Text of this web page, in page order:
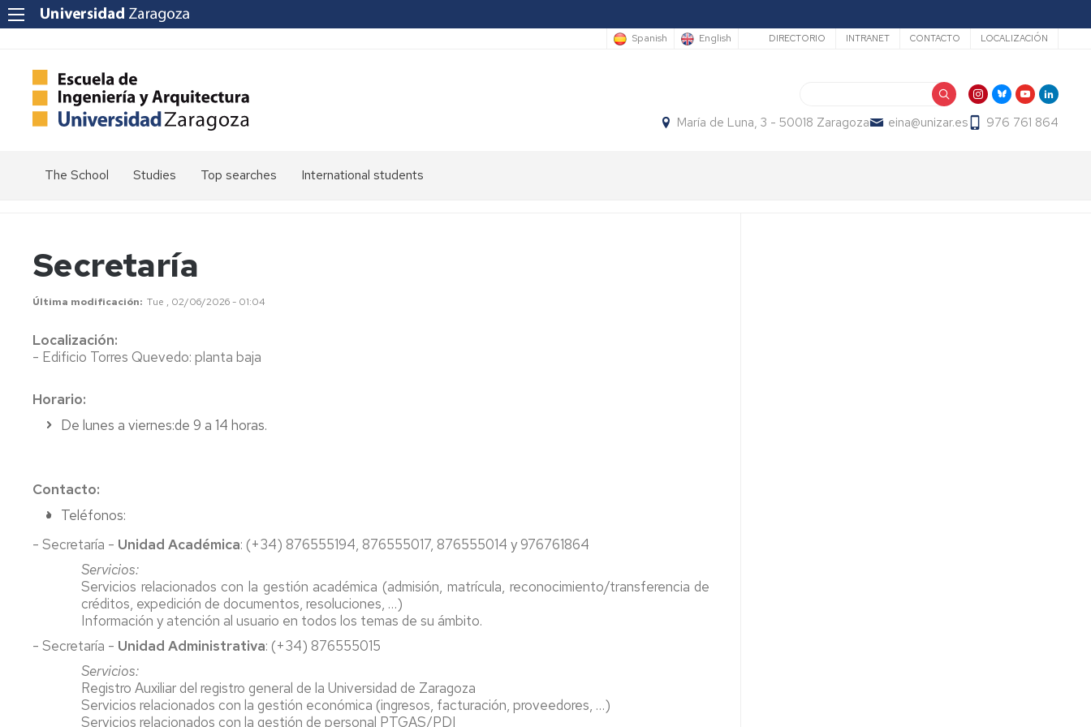
Spanish English Secundario
DIRECTORIO INTRANET CONTACTO LOCALIZACIÓN
María de Luna, 3 - 50018 Zaragoza eina@unizar.es 976 761 864
The School
Vision
Values
Quality
the
School
Teaching
Innovation
imagEINA
History
Studies Top searches
Calendars
Headquarters
Final
Tutor-
Mentor
Programme
Boards
Registrar's
International students
Secretaría
Última modificación Tue , 02/06/2026 - 01:04
Localización:
- Edificio Torres Quevedo: planta baja
Horario:
De lunes a viernes:de 9 a 14 horas.
Contacto:
Teléfonos:
- Secretaría - Unidad Académica: (+34) 876555194, 876555017, 876555014 y 976761864
Servicios:
Servicios relacionados con la gestión académica (admisión, matrícula, reconocimiento/transferencia de
créditos, expedición de documentos, resoluciones, …)
Información y atención al usuario en todos los temas de su ámbito.
- Secretaría - Unidad Administrativa: (+34) 876555015
Servicios:
Registro Auxiliar del registro general de la Universidad de Zaragoza
Servicios relacionados con la gestión económica (ingresos, facturación, proveedores, …)
Servicios relacionados con la gestión de personal PTGAS/PDI